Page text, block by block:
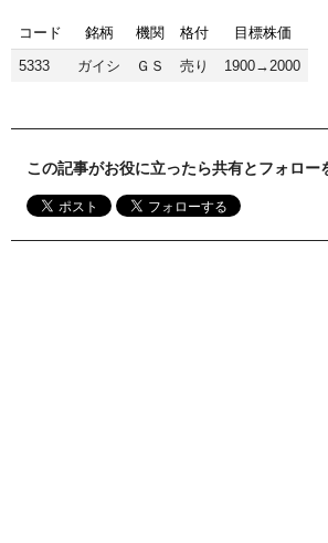
コード 銘柄 機関 格付
目標株価
5333
ガイシ ＧＳ 売り 1900→2000
この記事がお役に立ったら共有とフォロー